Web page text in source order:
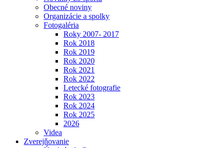
Obecné noviny
Organizácie a spolky
Fotogaléria
Roky 2007- 2017
Rok 2018
Rok 2019
Rok 2020
Rok 2021
Rok 2022
Letecké fotografie
Rok 2023
Rok 2024
Rok 2025
2026
Videa
Zverejňovanie